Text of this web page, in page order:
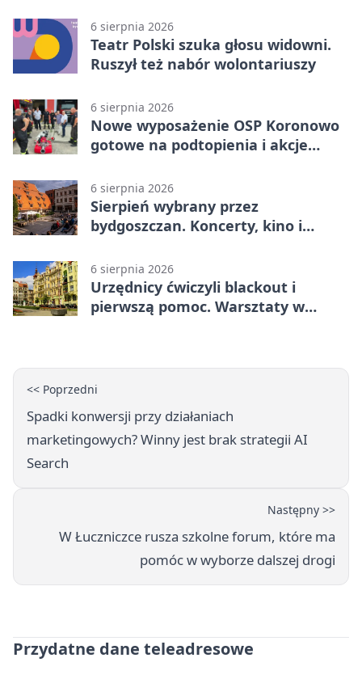
6 sierpnia 2026
Teatr Polski szuka głosu widowni.
Ruszył też nabór wolontariuszy
6 sierpnia 2026
Nowe wyposażenie OSP Koronowo
gotowe na podtopienia i akcje
6 sierpnia 2026
Sierpień wybrany przez
bydgoszczan. Koncerty, kino i
6 sierpnia 2026
Urzędnicy ćwiczyli blackout i
pierwszą pomoc. Warsztaty w
<< Poprzedni
Spadki konwersji przy działaniach
marketingowych? Winny jest brak strategii AI
Search
Następny >>
W Łuczniczce rusza szkolne forum, które ma
pomóc w wyborze dalszej drogi
Przydatne dane teleadresowe